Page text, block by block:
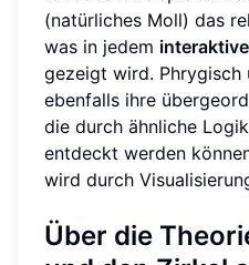
(natürliches Moll) das
was in jedem
gezeigt wird. Phrygisch
ebenfalls ihre
die durch ähnliche
entdeckt werden
wird durch
Über die